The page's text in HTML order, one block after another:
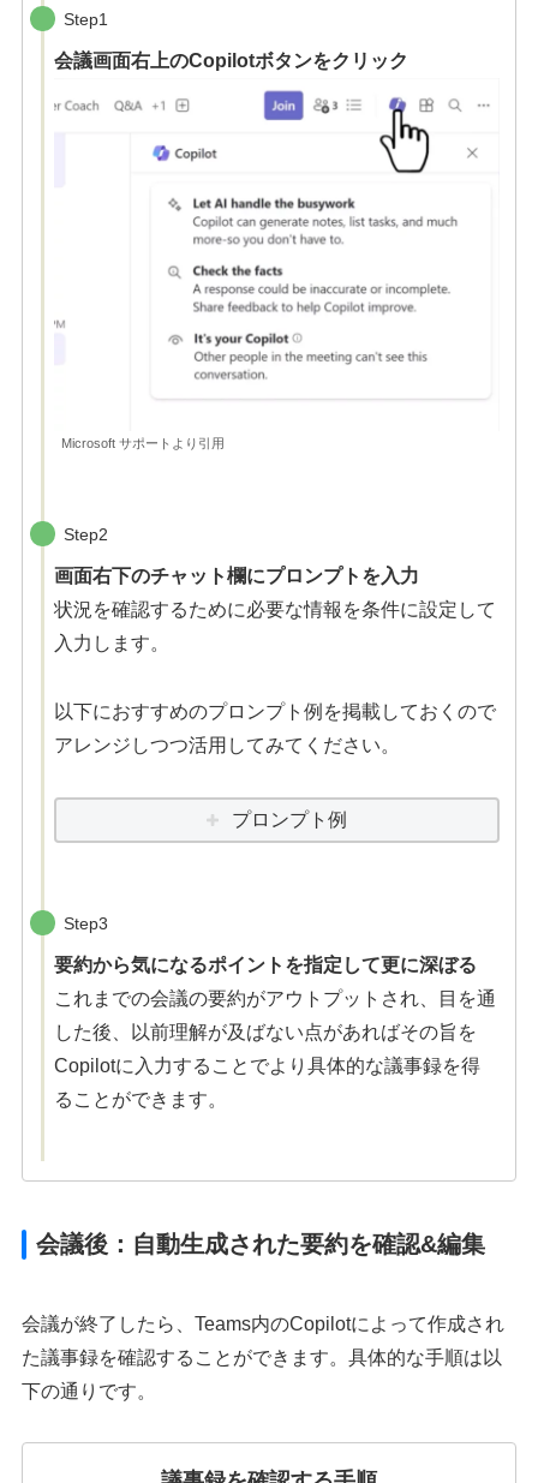
Step1
会議画面右上のCopilotボタンをクリック
Microsoft サポートより引用
Step2
画面右下のチャット欄にプロンプトを入力
状況を確認するために必要な情報を条件に設定して
入力します。
以下におすすめのプロンプト例を掲載しておくので
アレンジしつつ活用してみてください。
プロンプト例
Step3
要約から気になるポイントを指定して更に深ぼる
これまでの会議の要約がアウトプットされ、目を通
した後、以前理解が及ばない点があればその旨を
Copilotに入力することでより具体的な議事録を得
ることができます。
会議後：自動生成された要約を確認&編集
会議が終了したら、Teams内のCopilotによって作成され
た議事録を確認することができます。具体的な手順は以
下の通りです。